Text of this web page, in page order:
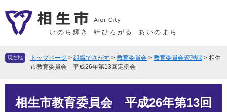
ー
先
ニ
を
いのち輝き 絆ひろがる あいのまち
現在地 トップページ > 組織でさがす > 教育委員会 > 教育委員会管理課 > 相生
市教育委員会 平成26年第13回定例会
相生市教育委員会 平成26年第13回